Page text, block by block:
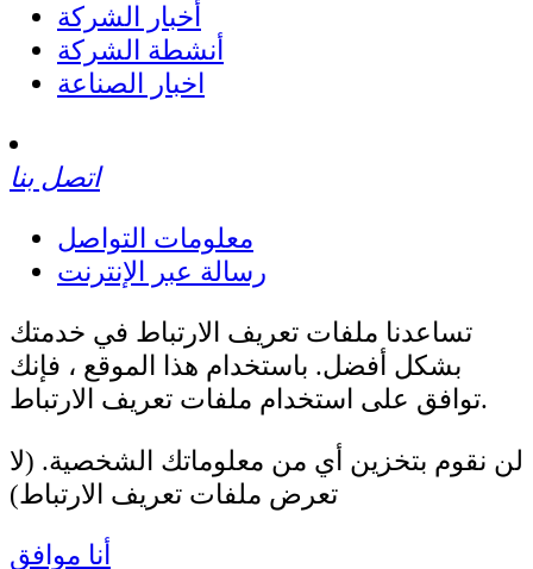
أخبار الشركة
أنشطة الشركة
اخبار الصناعة
اتصل بنا
معلومات التواصل
رسالة عبر الإنترنت
تساعدنا ملفات تعريف الارتباط في خدمتك
بشكل أفضل. باستخدام هذا الموقع ، فإنك
توافق على استخدام ملفات تعريف الارتباط.
لن نقوم بتخزين أي من معلوماتك الشخصية. (لا
تعرض ملفات تعريف الارتباط)
أنا موافق